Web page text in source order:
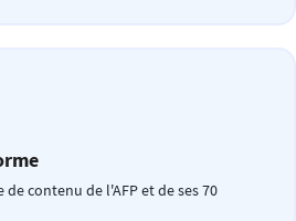
contenu de l'AFP et de ses 70